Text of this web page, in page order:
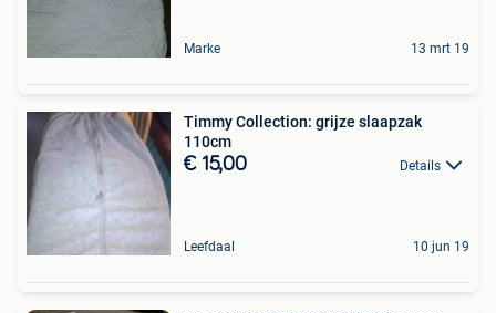
Marke 13 mrt 19
Timmy Collection: grijze slaapzak
110cm
€ 15,00 Details
Leefdaal 10 jun 19